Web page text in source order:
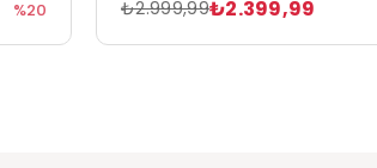
%20 ₺2.399,99
₺2.999,99